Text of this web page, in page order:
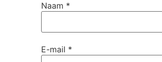
Naam *
E-mail *